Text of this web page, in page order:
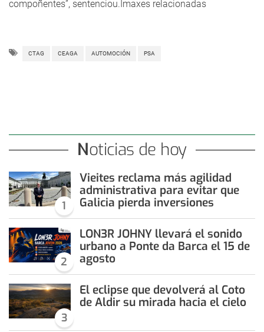
compoñentes”, sentenciou.Imaxes relacionadas
CTAG CEAGA AUTOMOCIÓN PSA
Noticias de hoy
1
Vieites reclama más agilidad
administrativa para evitar que
Galicia pierda inversiones
2
LON3R JOHNY llevará el sonido
urbano a Ponte da Barca el 15 de
agosto
3
El eclipse que devolverá al Coto
de Aldir su mirada hacia el cielo